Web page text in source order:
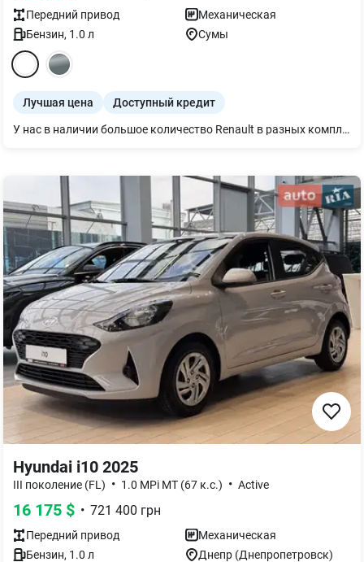
Передний привод
Механическая
Бензин, 1.0 л Сумы
Лучшая цена Доступный кредит
У нас в наличии большое количество Renault в разных комплектациях и цветах. Заходите к нам. Также есть возможность пройти тест-драйв.
Hyundai i10 2025
III поколение (FL) • 1.0 MPi MT (67 к.с.) • Active
16 175 $ • 721 400 грн
Передний привод
Механическая
Бензин, 1.0 л Днепр (Днепропетровск)